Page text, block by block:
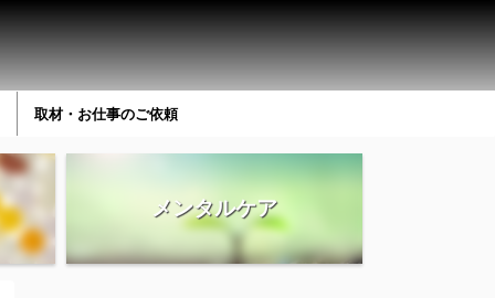
取材・お仕事のご依頼
メンタルケア